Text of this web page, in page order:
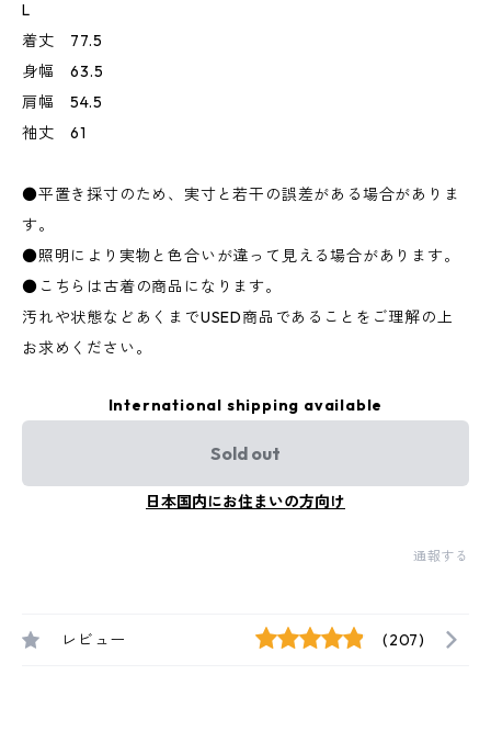
L
着丈 77.5
身幅 63.5
肩幅 54.5
袖丈 61
●平置き採寸のため、実寸と若干の誤差がある場合がありま
す。
●照明により実物と色合いが違って見える場合があります。
●こちらは古着の商品になります。
汚れや状態などあくまでUSED商品であることをご理解の上
お求めください。
International shipping available
Sold out
日本国内にお住まいの方向け
通報する
レビュー (207)